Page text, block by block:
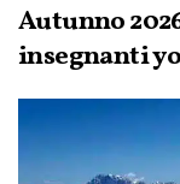
Autunno
insegnanti